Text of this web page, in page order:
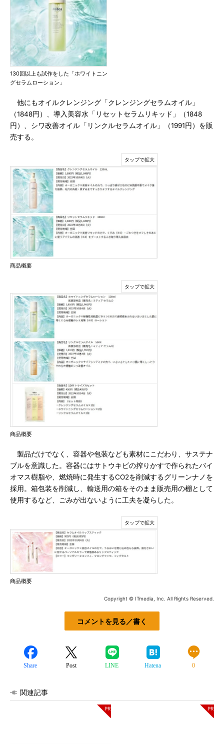
130回以上も試作をした「ホワイトニン
グセラムローション」
他にもオイルクレンジング「クレンジングセラムオイル」
（1848円）、導入美容水「リセットセラムリキッド」（1848
円）、シワ改善オイル「リンクルセラムオイル」（1991円）を販
売する。
商品概要
商品概要
製品だけでなく、容器や包装なども素材にこだわり、サステナ
ブルを意識した。容器にはサトウキビの搾りかすで作られたバイ
オマス樹脂や、燃焼時に発生するCO2を削減するグリーンナノを
採用。箱包装を削減し、輸送用の箱をそのまま販売用の棚として
使用するなど、ごみが出ないように工夫を凝らした。
商品概要
Copyright © ITmedia, Inc. All Rights Reserved.
コメントを見る／書く
Share Post LINE Hatena 0
関連記事